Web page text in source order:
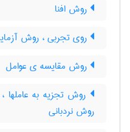
روش افنا
روی تجربی ، روش
روش مقایسه ی عوامل
روش تجزیه به
روش نردبانی